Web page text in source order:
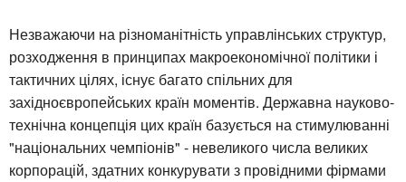
Незважаючи на різноманітність управлінських структур,
розходження в принципах макроекономічної політики і
тактичних цілях, існує багато спільних для
західноєвропейських країн моментів. Державна науково-
технічна концепція цих країн базується на стимулюванні
"національних чемпіонів" - невеликого числа великих
корпорацій, здатних конкурувати з провідними фірмами